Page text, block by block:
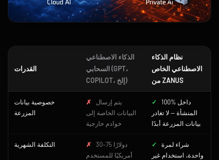
القدرات
الذكاء الاصطناعي
السحابي (GPT،
COPILOT، إلخ)
نظام الذكاء
الاصطناعي الخاص
من ZANUS
خصوصية بيانات
المزرعة
✗
البيانات الخاصة إلى
خوادم خارجية
✓
100% داخل
المنشأة — لا تغادر
بيانات المزرعة أبدًا
التكلفة الشهرية ✗
30–75 دولارًا
أمريكيًا للمستخدم
✓
واحدة، استخدام غير